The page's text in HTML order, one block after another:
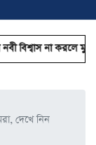
না করলে মুসলমান
দেখে নিন